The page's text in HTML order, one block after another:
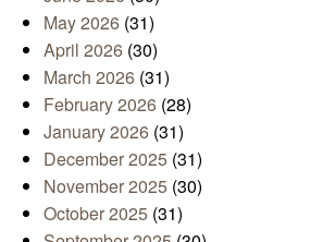
May 2026 (31)
April 2026 (30)
March 2026 (31)
February 2026 (28)
January 2026 (31)
December 2025 (31)
November 2025 (30)
October 2025 (31)